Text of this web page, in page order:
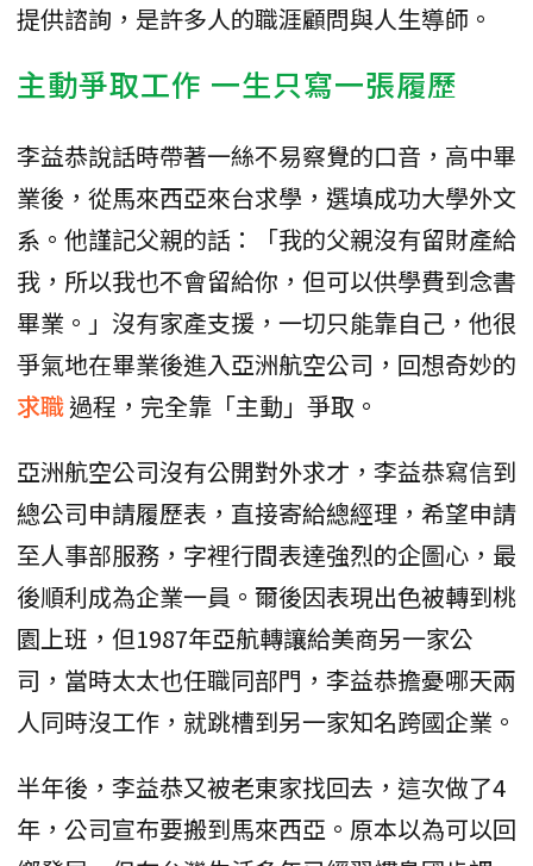
提供諮詢，是許多人的職涯顧問與人生導師。
主動爭取工作 一生只寫一張履歷
李益恭說話時帶著一絲不易察覺的口音，高中畢
業後，從馬來西亞來台求學，選填成功大學外文
系。他謹記父親的話：「我的父親沒有留財產給
我，所以我也不會留給你，但可以供學費到念書
畢業。」沒有家產支援，一切只能靠自己，他很
爭氣地在畢業後進入亞洲航空公司，回想奇妙的
求職過程，完全靠「主動」爭取。
亞洲航空公司沒有公開對外求才，李益恭寫信到
總公司申請履歷表，直接寄給總經理，希望申請
至人事部服務，字裡行間表達強烈的企圖心，最
後順利成為企業一員。爾後因表現出色被轉到桃
園上班，但1987年亞航轉讓給美商另一家公
司，當時太太也任職同部門，李益恭擔憂哪天兩
人同時沒工作，就跳槽到另一家知名跨國企業。
半年後，李益恭又被老東家找回去，這次做了4
年，公司宣布要搬到馬來西亞。原本以為可以回